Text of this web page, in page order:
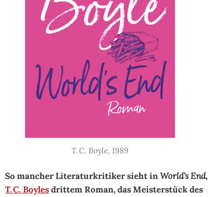
T. C. Boyle, 1989
So mancher Literaturkritiker sieht inWorld’s End,
T. C. Boylesdrittem Roman, das Meisterstück des